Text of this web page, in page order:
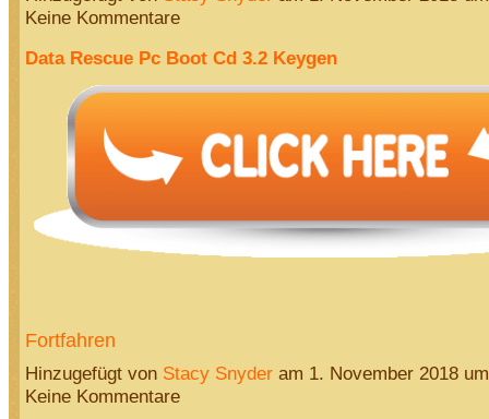
Keine Kommentare
Data Rescue Pc Boot Cd 3.2 Keygen
Fortfahren
Hinzugefügt von Stacy Snyderam 1. November 2018
Keine Kommentare